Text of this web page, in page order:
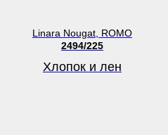
Linara Nougat, ROMO
2494/225
Хлопок и лен